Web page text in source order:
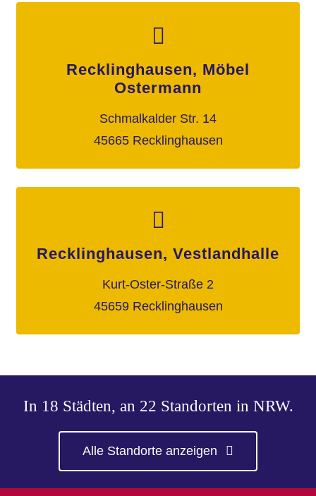
Recklinghausen, Möbel
Ostermann
Schmalkalder Str. 14
45665 Recklinghausen
Recklinghausen, Vestlandhalle
Kurt-Oster-Straße 2
45659 Recklinghausen
In 18 Städten, an 22 Standorten in NRW.
Alle Standorte anzeigen